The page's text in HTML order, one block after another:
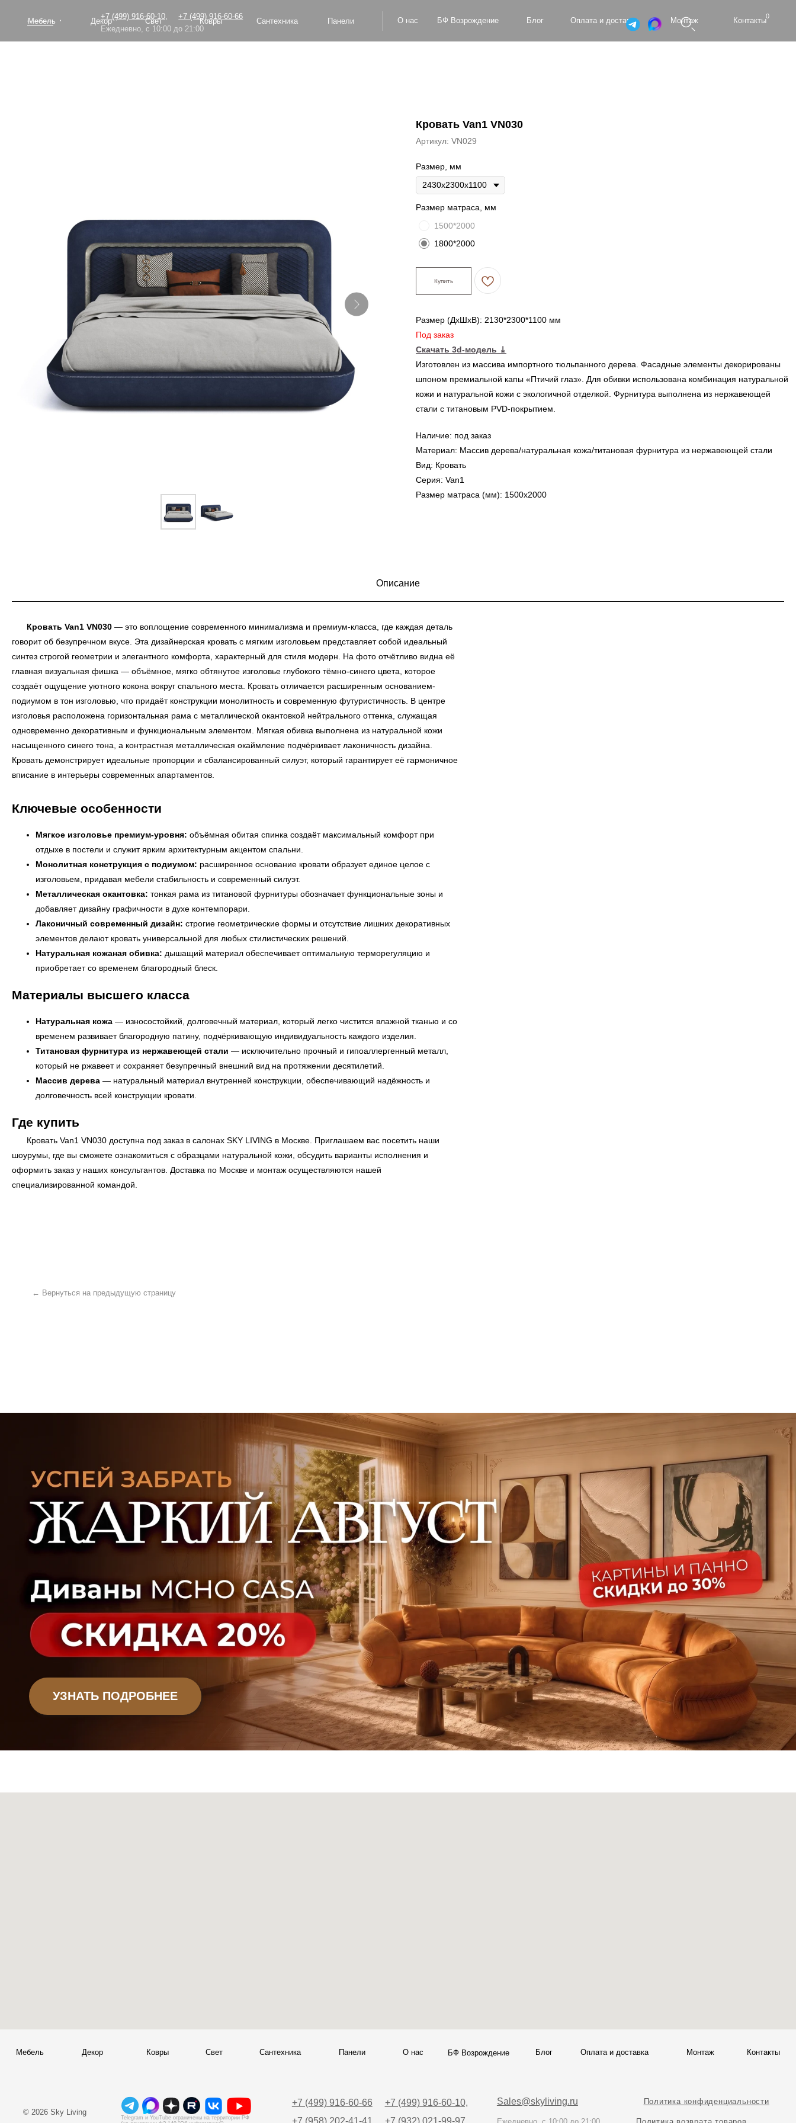
+7 (499) 916-60-66
+7 (499) 916-60-10,
Ежедневно, с 10:00 до 21:00
Панели
Сантехника
Свет
Декор Контакты
Монтаж
Оплата и доставка
БФ Возрождение Блог
Мебель Ковры
Кровать Van1 VN030
Артикул: VN029
Размер, мм
Размер матраса, мм
1500*2000
1800*2000
Купить
Размер (ДxШxВ): 2130*2300*1100 мм
Под заказ
Скачать 3d-модель ⤓
Изготовлен из массива импортного тюльпанного дерева. Фасадные элементы декорированы
шпоном премиальной капы «Птичий глаз». Для обивки использована комбинация натуральной
кожи и натуральной кожи с экологичной отделкой. Фурнитура выполнена из нержавеющей
стали с титановым PVD-покрытием.
Наличие: под заказ
Материал: Массив дерева/натуральная кожа/титановая фурнитура из нержавеющей стали
Вид: Кровать
Серия: Van1
Размер матраса (мм): 1500x2000
Описание
Кровать Van1 VN030 — это воплощение современного минимализма и премиум-класса, где каждая деталь
говорит об безупречном вкусе. Эта дизайнерская кровать с мягким изголовьем представляет собой идеальный
синтез строгой геометрии и элегантного комфорта, характерный для стиля модерн. На фото отчётливо видна её
главная визуальная фишка — объёмное, мягко обтянутое изголовье глубокого тёмно-синего цвета, которое
создаёт ощущение уютного кокона вокруг спального места. Кровать отличается расширенным основанием-
подиумом в тон изголовью, что придаёт конструкции монолитность и современную футуристичность. В центре
изголовья расположена горизонтальная рама с металлической окантовкой нейтрального оттенка, служащая
одновременно декоративным и функциональным элементом. Мягкая обивка выполнена из натуральной кожи
насыщенного синего тона, а контрастная металлическая окаймление подчёркивает лаконичность дизайна.
Кровать демонстрирует идеальные пропорции и сбалансированный силуэт, который гарантирует её гармоничное
вписание в интерьеры современных апартаментов.
Ключевые особенности
Мягкое изголовье премиум-уровня: объёмная обитая спинка создаёт максимальный комфорт при
отдыхе в постели и служит ярким архитектурным акцентом спальни.
Монолитная конструкция с подиумом: расширенное основание кровати образует единое целое с
изголовьем, придавая мебели стабильность и современный силуэт.
Металлическая окантовка: тонкая рама из титановой фурнитуры обозначает функциональные зоны и
добавляет дизайну графичности в духе контемпорари.
Лаконичный современный дизайн: строгие геометрические формы и отсутствие лишних декоративных
элементов делают кровать универсальной для любых стилистических решений.
Натуральная кожаная обивка: дышащий материал обеспечивает оптимальную терморегуляцию и
приобретает со временем благородный блеск.
Материалы высшего класса
Натуральная кожа — износостойкий, долговечный материал, который легко чистится влажной тканью и со
временем развивает благородную патину, подчёркивающую индивидуальность каждого изделия.
Титановая фурнитура из нержавеющей стали — исключительно прочный и гипоаллергенный металл,
который не ржавеет и сохраняет безупречный внешний вид на протяжении десятилетий.
Массив дерева — натуральный материал внутренней конструкции, обеспечивающий надёжность и
долговечность всей конструкции кровати.
Где купить
Кровать Van1 VN030 доступна под заказ в салонах SKY LIVING в Москве. Приглашаем вас посетить наши
шоурумы, где вы сможете ознакомиться с образцами натуральной кожи, обсудить варианты исполнения и
оформить заказ у наших консультантов. Доставка по Москве и монтаж осуществляются нашей
специализированной командой.
← Вернуться на предыдущую страницу
УЗНАТЬ ПОДРОБНЕЕ